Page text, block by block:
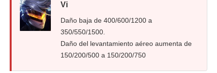
Vi
Daño baja de 400/600/1200 a
350/550/1500.
Daño del levantamiento aéreo aumenta de
150/200/500 a 150/200/750